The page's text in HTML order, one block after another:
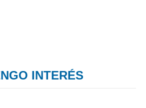
INTERÉS